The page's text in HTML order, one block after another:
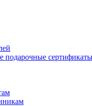
подарочные сертификаты